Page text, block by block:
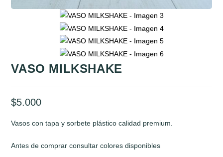
VASO MILKSHAKE
$5.000
Vasos con tapa y sorbete plástico calidad premium.
Antes de comprar consultar colores disponibles